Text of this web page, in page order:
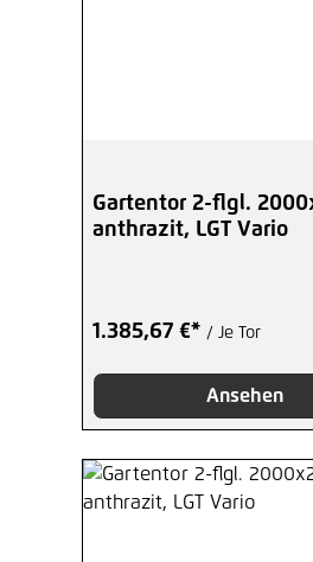
Gartentor 2-flgl.
anthrazit, LGT Vario
1.385,67 €* / Je Tor
Ansehen